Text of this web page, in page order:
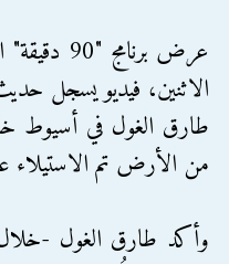
عرض
الاثنين، فيديو يسجل
طارق الغول في أسيوط
من الأرض تم الاستيلاء